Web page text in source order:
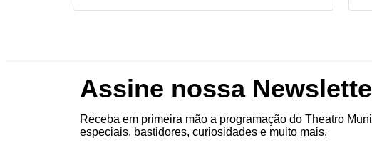
Assine nossa
Receba em primeira mão a programação do Theatro
especiais, bastidores, curiosidades e muito mais.